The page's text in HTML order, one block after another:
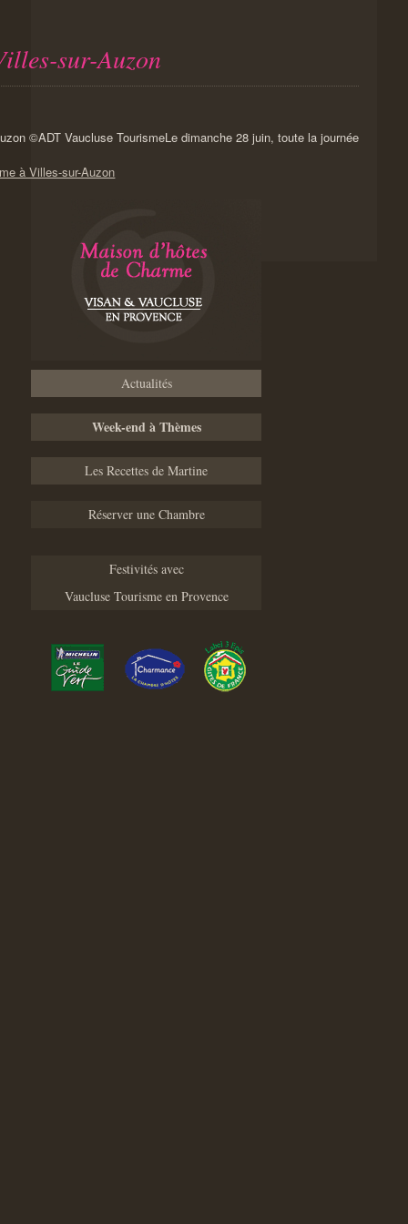
sur-Auzon
Le dimanche 28 juin, toute la journée
à Villes-sur-Auzon
Actualités
Week-end à Thèmes
Les Recettes de Martine
Réserver une Chambre
Festivités avec
Vaucluse Tourisme en Provence